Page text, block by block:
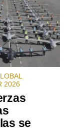
2026
se